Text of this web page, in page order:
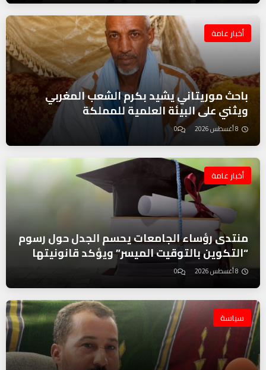
أخبار عامة
باحث موريتاني يشيد بكرم الشعب المغربي
ويثني على البيئة العلمية للمملكة
8 أغسطس 2026 0
أخبار عامة
منتدى رؤساء الجامعات يحسم الجدل حول رسوم
“التكوين بالتوقيت الميسر” ويؤكد قانونيتها
8 أغسطس 2026 0
سياسة